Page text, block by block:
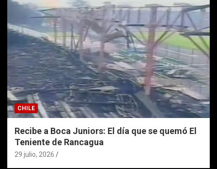
CHILE
Recibe a Boca Juniors: El día que se quemó El
Teniente de Rancagua
29 julio, 2026